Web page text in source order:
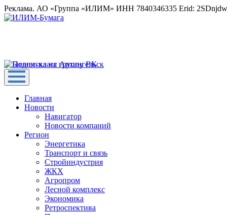
Реклама. АО «Группа «ИЛИМ» ИНН 7840346335 Erid:
Главная
Новости
Навигатор
Новости компаний
Регион
Энергетика
Транспорт и связь
Стройиндустрия
ЖКХ
Агропром
Лесной комплекс
Экономика
Ретроспектива